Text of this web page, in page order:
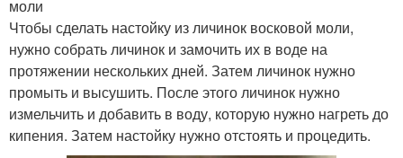
моли
Чтобы сделать настойку из личинок восковой моли,
нужно собрать личинок и замочить их в воде на
протяжении нескольких дней. Затем личинок нужно
промыть и высушить. После этого личинок нужно
измельчить и добавить в воду, которую нужно нагреть до
кипения. Затем настойку нужно отстоять и процедить.